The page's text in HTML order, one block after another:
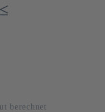
berechnet